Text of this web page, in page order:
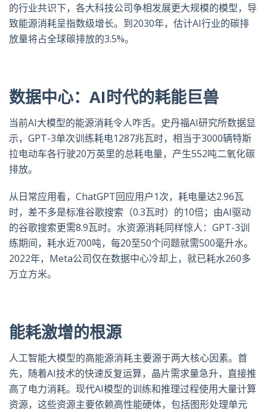
的行业共识下，各大科技公司争相发展更大规模的模型，导
致能源消耗呈指数级增长。到2030年，估计AI行业的碳排
放量将占全球碳排放的3.5%。
数据中心： AI时代的耗能巨兽
当前AI大模型的能源消耗令人咋舌。史丹福AI研究所数据显
示， GPT-3单次训练耗电1287兆瓦时，相当于3000辆特斯
拉电动车各行驶20万英里的总耗电量，产生552吨二氧化碳
排放。
从日常应用看， ChatGPT回应用户1次，耗电量达2.96瓦
时，差不多是标准谷歌搜索（0.3瓦时）的10倍；由AI驱动
的谷歌搜索更需8.9瓦时。水资源消耗同样惊人： GPT-3训
练期间，耗水近700吨，每20至50个问题就需500毫升水。
2022年， Meta公司仅在数据中心冷却上，就已耗水260多
万立方米。
能耗激增的根源
人工智能大模型的高能源消耗主要源于两大核心因素。首
先，随着AI技术的快速反复运算，晶片需求量急升，直接推
高了电力消耗。现代AI模型的训练和推理过程使用大量计算
资源，这些资源主要依赖高性能硬体，包括图形处理单元